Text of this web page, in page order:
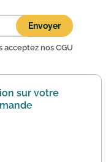
Envoyer
acceptez nosCGU
sur votre